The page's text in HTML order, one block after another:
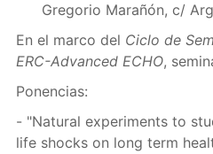
Gregorio Marañón, c/
En el marco del Ciclo de
ERC-Advanced ECHO,
Ponencias:
- "Natural experiments to
life shocks on long term